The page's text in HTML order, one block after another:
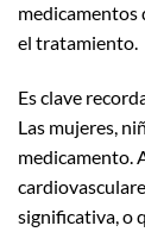
medicamentos
el tratamiento.
Es clave
Las mujeres,
medicamento.
significativa, o